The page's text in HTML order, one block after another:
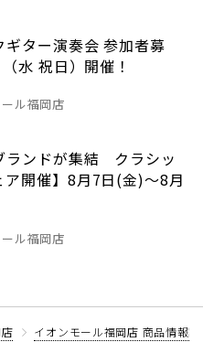
ギター演奏会 参加者募
水 祝日）開催！
ル福岡店
ランドが集結 クラシッ
ア開催】8月7日(金)～8月
ル福岡店
イオンモール福岡店 商品情報